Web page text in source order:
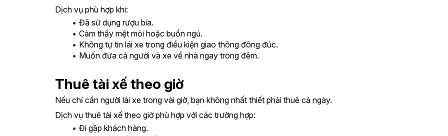
Dịch vụ phù hợp khi:
Đã sử dụng rượu bia.
Cảm thấy mệt mỏi hoặc buồn ngủ.
Không tự tin lái xe trong điều kiện giao thông đông đúc.
Muốn đưa cả người và xe về nhà ngay trong đêm.
Thuê tài xế theo giờ
Nếu chỉ cần người lái xe trong vài giờ, bạn không nhất thiết phải thuê cả ngày.
Dịch vụ thuê tài xế theo giờ phù hợp với các trường hợp:
Đi gặp khách hàng.